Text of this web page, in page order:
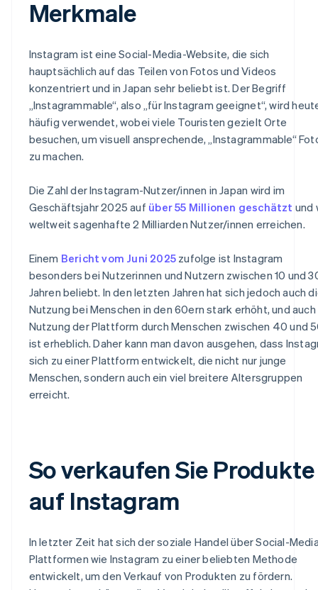
Merkmale
Instagram ist eine Social-Media-Website, die sich
hauptsächlich auf das Teilen von Fotos und Videos
konzentriert und in Japan sehr beliebt ist. Der Begriff
„Instagrammable“, also „für Instagram geeignet“, wird
häufig verwendet, wobei viele Touristen gezielt Orte
besuchen, um visuell ansprechende, „Instagrammable“
zu machen.
Die Zahl der Instagram-Nutzer/innen in Japan wird im
Geschäftsjahr 2025 auf über 55 Millionen geschätzt und
weltweit sagenhafte 2 Milliarden Nutzer/innen erreichen.
Einem Bericht vom Juni 2025zufolge ist Instagram
besonders bei Nutzerinnen und Nutzern zwischen 10 und
Jahren beliebt. In den letzten Jahren hat sich jedoch auch
Nutzung bei Menschen in den 60ern stark erhöht, und
Nutzung der Plattform durch Menschen zwischen 40 und
ist erheblich. Daher kann man davon ausgehen, dass
sich zu einer Plattform entwickelt, die nicht nur junge
Menschen, sondern auch ein viel breitere Altersgruppen
erreicht.
So verkaufen Sie Produkte
auf Instagram
In letzter Zeit hat sich der soziale Handel über Social-
Plattformen wie Instagram zu einer beliebten Methode
entwickelt, um den Verkauf von Produkten zu fördern.